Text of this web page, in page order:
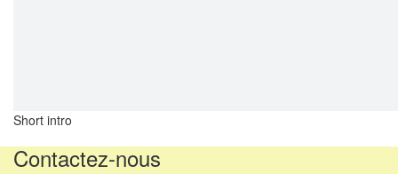
Short intro
Contactez-nous